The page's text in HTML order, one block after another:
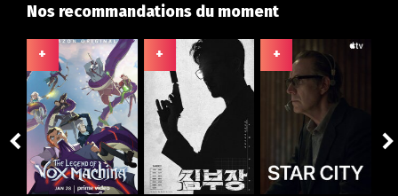
Nos recommandations du moment
+ + +